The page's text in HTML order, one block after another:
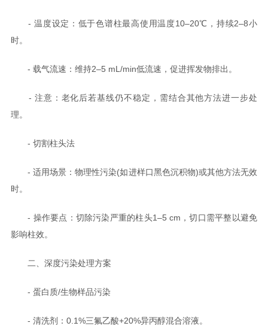
- 温度设定：低于色谱柱最高使用温度10–20℃，持续2–8小
时。
- 载气流速：维持2–5 mL/min低流速，促进挥发物排出。
- 注意：老化后若基线仍不稳定，需结合其他方法进一步处
理。
- 切割柱头法
- 适用场景：物理性污染(如进样口黑色沉积物)或其他方法无效
时。
- 操作要点：切除污染严重的柱头1–5 cm，切口需平整以避免
影响柱效。
二、深度污染处理方案
- 蛋白质/生物样品污染
- 清洗剂：0.1%三氟乙酸+20%异丙醇混合溶液。